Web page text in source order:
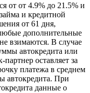
от от 4.9% до 21.5% и
и кредитной
от 61 дня,
дополнительные
взимаются. В случае
автокредита или
оставляет за
платежа в среднем
автокредита. При
данные о